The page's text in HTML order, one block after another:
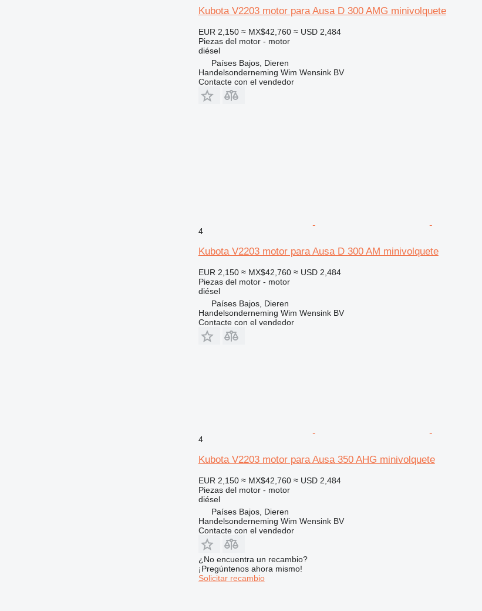
Kubota V2203 motor para Ausa D 300 AMG minivolquete
EUR 2,150 ≈ MX$42,760 ≈ USD 2,484
Piezas del motor - motor
diésel
Países Bajos, Dieren
Handelsonderneming Wim Wensink BV
Contacte con el vendedor
4
Kubota V2203 motor para Ausa D 300 AM minivolquete
EUR 2,150 ≈ MX$42,760 ≈ USD 2,484
Piezas del motor - motor
diésel
Países Bajos, Dieren
Handelsonderneming Wim Wensink BV
Contacte con el vendedor
4
Kubota V2203 motor para Ausa 350 AHG minivolquete
EUR 2,150 ≈ MX$42,760 ≈ USD 2,484
Piezas del motor - motor
diésel
Países Bajos, Dieren
Handelsonderneming Wim Wensink BV
Contacte con el vendedor
¿No encuentra un recambio?
¡Pregúntenos ahora mismo!
Solicitar recambio